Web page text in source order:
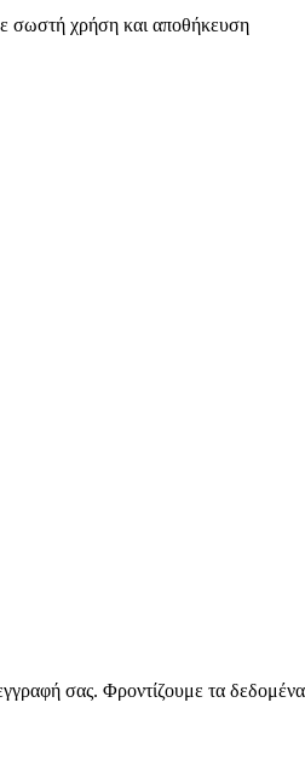
σωστή χρήση και αποθήκευση
σας. Φροντίζουμε τα